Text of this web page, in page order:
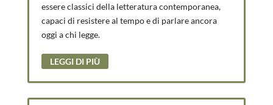
essere classici della letteratura contemporanea,
capaci di resistere al tempo e di parlare ancora
oggi a chi legge.
LEGGI DI PIÙ